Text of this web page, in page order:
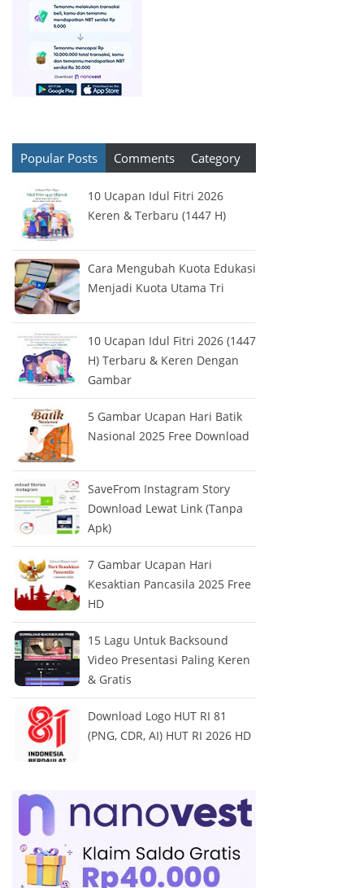
Popular Posts Comments Category
10 Ucapan Idul Fitri 2026
Keren & Terbaru (1447 H)
Cara Mengubah Kuota Edukasi
Menjadi Kuota Utama Tri
10 Ucapan Idul Fitri 2026 (1447
H) Terbaru & Keren Dengan
Gambar
5 Gambar Ucapan Hari Batik
Nasional 2025 Free Download
SaveFrom Instagram Story
Download Lewat Link (Tanpa
Apk)
7 Gambar Ucapan Hari
Kesaktian Pancasila 2025 Free
HD
15 Lagu Untuk Backsound
Video Presentasi Paling Keren
& Gratis
Download Logo HUT RI 81
(PNG, CDR, AI) HUT RI 2026 HD